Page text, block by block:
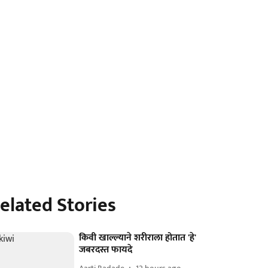
Stories
किवी खाल्ल्याने शरीराला होतात 'हे'
जबरदस्त फायदे